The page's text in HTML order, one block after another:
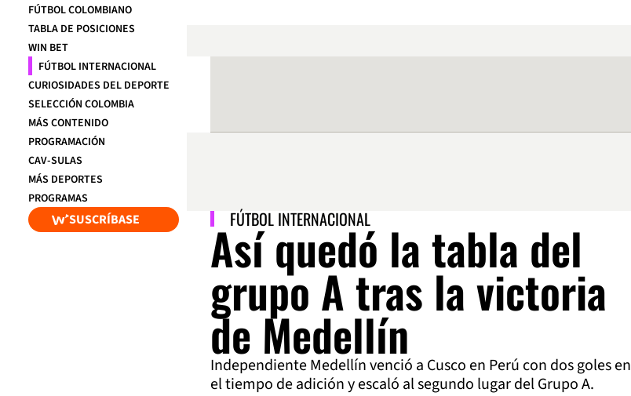
FÚTBOL COLOMBIANO
TABLA DE POSICIONES
WIN BET
FÚTBOL INTERNACIONAL
CURIOSIDADES DEL DEPORTE
SELECCIÓN COLOMBIA
MÁS CONTENIDO
PROGRAMACIÓN
CAV-SULAS
MÁS DEPORTES
PROGRAMAS
SUSCRÍBASE FÚTBOL INTERNACIONAL
Así quedó la tabla del
grupo A tras la victoria
de Medellín
Independiente Medellín venció a Cusco en Perú con dos goles en
el tiempo de adición y escaló al segundo lugar del Grupo A.